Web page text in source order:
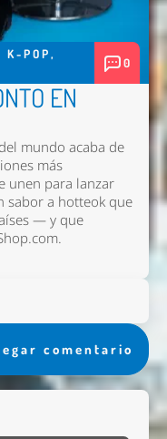
K-POP,
0
EN
mundo acaba de
más
unen para lanzar
sabor a hotteok que
— y que
.
comentario